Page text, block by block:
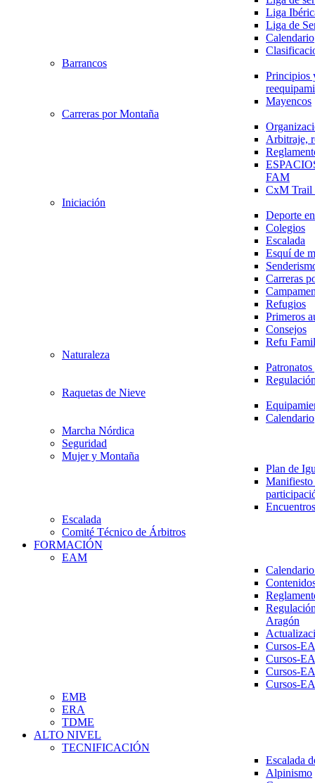
Liga
Liga de
Calendario
Barrancos
Principios
Mayencos
Carreras por Montaña
Arbitraje,
FAM
CxM
Iniciación
Deporte
Colegios
Escalada
Esquí de
Carreras
Refugios
Primeros
Consejos
Refu
Naturaleza
Raquetas de Nieve
Calendario
Marcha Nórdica
Seguridad
Mujer y Montaña
Plan de
Escalada
Comité Técnico de Árbitros
FORMACIÓN
EAM
Aragón
Cursos-
Cursos-
Cursos-
Cursos-
EMB
ERA
TDME
ALTO NIVEL
TECNIFICACIÓN
Escalada
Alpinismo